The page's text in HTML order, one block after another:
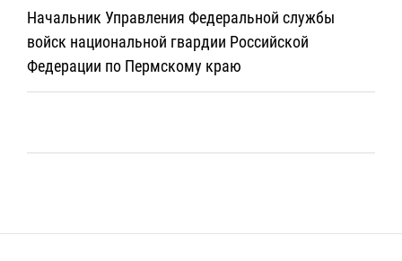
Начальник Управления Федеральной службы
войск национальной гвардии Российской
Федерации по Пермскому краю